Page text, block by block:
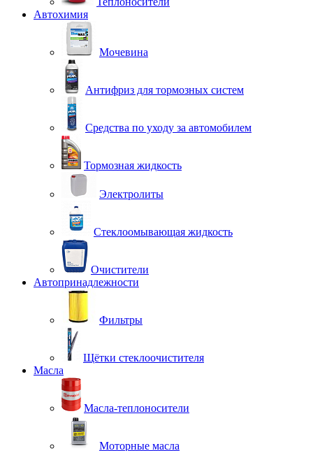
Автохимия
Мочевина
Антифриз для тормозных систем
Средства по уходу за автомобилем
Тормозная жидкость
Электролиты
Стеклоомывающая жидкость
Очистители
Автопринадлежности
Фильтры
Щётки стеклоочистителя
Масла
Масла-теплоносители
Моторные масла